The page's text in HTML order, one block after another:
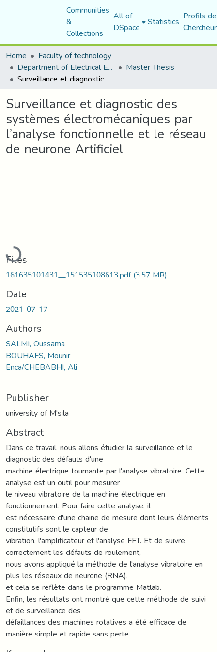
Communities
&
Collections
All of
DSpace Statistics Profils
Home
Faculty of technology
Department of Electrical Engineering Master Thesis
Surveillance et diagnostic des systèmes électromécaniques par l’analyse fonctionnelle et le réseau de neurone Artificiel
Surveillance et diagnostic des
systèmes électromécaniques par
l’analyse fonctionnelle et le réseau
de neurone Artificiel
Loading...
Files
161635101431__151535108613.pdf(3.57 MB)
Date
2021-07-17
Authors
SALMI, Oussama
BOUHAFS, Mounir
Enca/CHEBABHI, Ali
Publisher
university of M'sila
Abstract
Dans ce travail, nous allons étudier la surveillance et le
diagnostic des défauts d'une
machine électrique tournante par l'analyse vibratoire. Cette
analyse est un outil pour mesurer
le niveau vibratoire de la machine électrique en
fonctionnement. Pour faire cette analyse, il
est nécessaire d'une chaine de mesure dont leurs éléments
constitutifs sont le capteur de
vibration, l'amplificateur et l'analyse FFT. Et de suivre
correctement les défauts de roulement,
nous avons appliqué la méthode de l'analyse vibratoire en
plus les réseaux de neurone (RNA),
et cela se reflète dans le programme Matlab.
Enfin, les résultats ont montré que cette méthode de suivi
et de surveillance des
défaillances des machines rotatives a été efficace de
manière simple et rapide sans perte.